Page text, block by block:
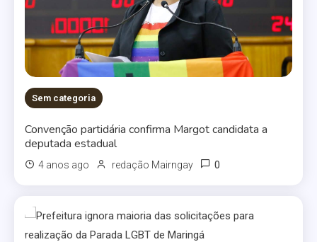
Sem categoria
Convenção partidária confirma Margot candidata a
deputada estadual
4 anos ago redação Mairngay 0